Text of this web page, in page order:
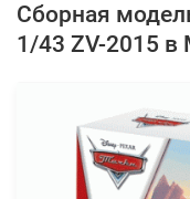
Сборная
1/43 ZV-2015 в
без
График
Сегодня